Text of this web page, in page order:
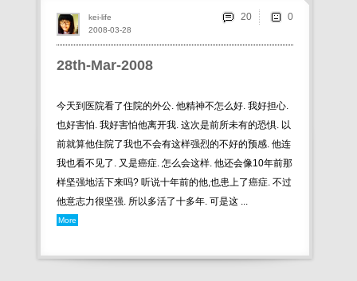
28th-Mar-2008
今天到医院看了住院的外公. 他精神不怎么好. 我好担心.
也好害怕. 我好害怕他离开我. 这次是前所未有的恐惧. 以
前就算他住院了我也不会有这样强烈的不好的预感. 他连
我也看不见了. 又是癌症. 怎么会这样. 他还会像10年前那
样坚强地活下来吗? 听说十年前的他,也患上了癌症. 不过
他意志力很坚强. 所以多活了十多年. 可是这 ...
More
2008-03-28
kei-life 20